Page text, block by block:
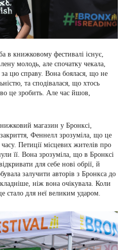
в книжковому фестивалі існує,
молодь, але спочатку чекала,
за цю справу. Вона боялася, що не
та сподівалася, що хтось
це зробить. Але час йшов,
магазин у Бронксі,
Феннелл зрозуміла, що це
Петиції місцевих жителів про
її. Вона зрозуміла, що в Бронксі
для себе нові обрії, й
залучити авторів з Бронкса до
ніж вона очікувала. Коли
стало для неї великим ударом.